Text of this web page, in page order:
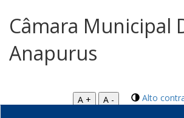
Câmara Municipal
Anapurus
Alto
A +
A -